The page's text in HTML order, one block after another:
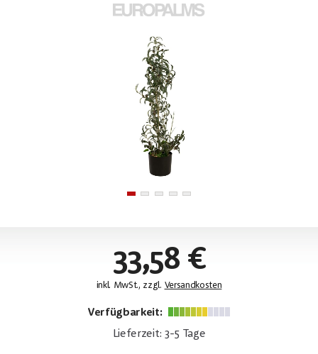
33,58 €
inkl. MwSt., zzgl. Versandkosten
Verfügbarkeit:
Lieferzeit: 3-5 Tage